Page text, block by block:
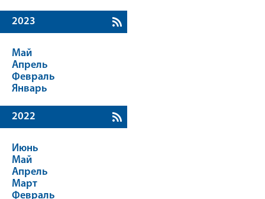
2023
Май
Апрель
Февраль
Январь
2022
Июнь
Май
Апрель
Март
Февраль